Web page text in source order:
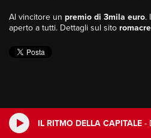
IL RITMO DELLA CAPITALE -
Al vincitore un premio di 3mila euro.
aperto a tutti. Dettagli sul sito